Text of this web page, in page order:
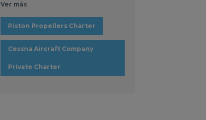
Ver más
Piston Propellers Charter
Cessna Aircraft Company
Private Charter